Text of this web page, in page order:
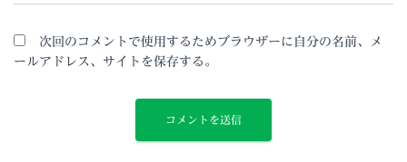
次回のコメントで使用するためブラウザーに自分の名前、メ
ールアドレス、サイトを保存する。